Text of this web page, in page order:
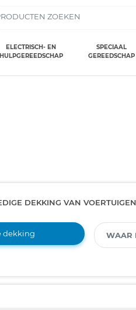
ELECTRISCH- EN
HULPGEREEDSCHAP
SPECIAAL
GEREEDSCHAP
DEKKING VAN VOERTUIGEN
dekking